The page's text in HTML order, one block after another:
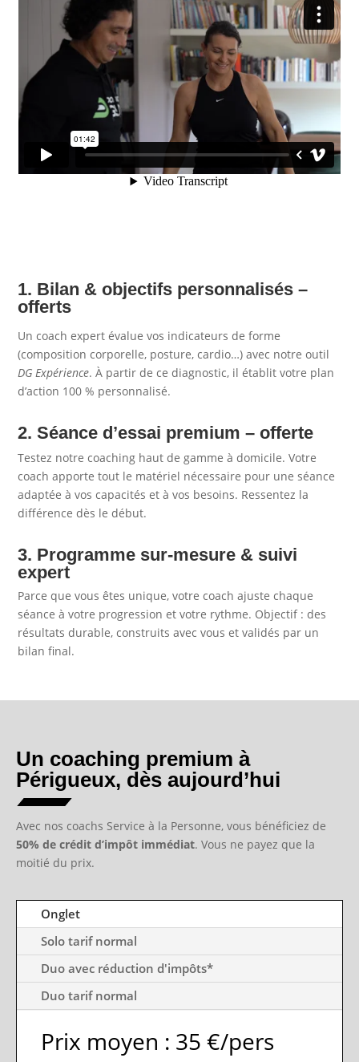
1. Bilan & objectifs personnalisés –
offerts
Un coach expert évalue vos indicateurs de forme
(composition corporelle, posture, cardio…) avec notre outil
DG Expérience. À partir de ce diagnostic, il établit votre plan
d’action 100 % personnalisé.
2. Séance d’essai premium – offerte
Testez notre coaching haut de gamme à domicile. Votre
coach apporte tout le matériel nécessaire pour une séance
adaptée à vos capacités et à vos besoins. Ressentez la
différence dès le début.
3. Programme sur-mesure & suivi
expert
Parce que vous êtes unique, votre coach ajuste chaque
séance à votre progression et votre rythme. Objectif : des
résultats durable, construits avec vous et validés par un
bilan final.
Un coaching premium à
Périgueux, dès aujourd’hui
Avec nos coachs Service à la Personne, vous bénéficiez de
50% de crédit d’impôt immédiat. Vous ne payez que la
moitié du prix.
Onglet
Solo tarif normal
Duo avec réduction d'impôts*
Duo tarif normal
Prix moyen : 35 €/pers